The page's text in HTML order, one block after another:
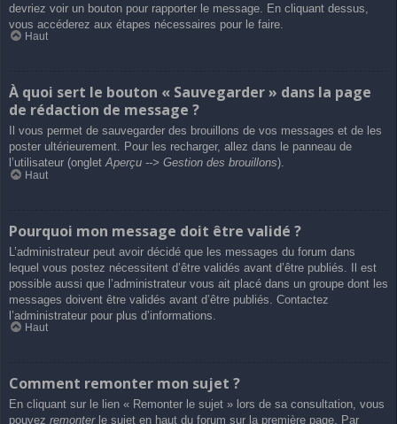
devriez voir un bouton pour rapporter le message. En cliquant dessus,
vous accéderez aux étapes nécessaires pour le faire.
Haut
À quoi sert le bouton « Sauvegarder » dans la page
de rédaction de message ?
Il vous permet de sauvegarder des brouillons de vos messages et de les
poster ultérieurement. Pour les recharger, allez dans le panneau de
l’utilisateur (ongletAperçu --> Gestion des brouillons).
Haut
Pourquoi mon message doit être validé ?
L’administrateur peut avoir décidé que les messages du forum dans
lequel vous postez nécessitent d’être validés avant d’être publiés. Il est
possible aussi que l’administrateur vous ait placé dans un groupe dont les
messages doivent être validés avant d’être publiés. Contactez
l’administrateur pour plus d’informations.
Haut
Comment remonter mon sujet ?
En cliquant sur le lien « Remonter le sujet » lors de sa consultation, vous
pouvez remonterle sujet en haut du forum sur la première page. Par